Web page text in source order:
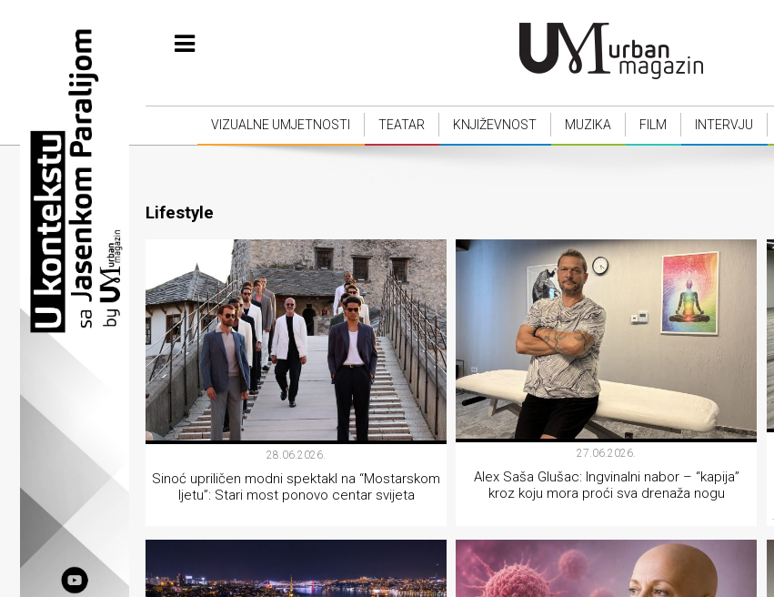
Vizualne
umjetnosti
Teatar
Književnost
Muzika
Film
Intervju
Kolumne
Lifestyle
Beauty
Zdravlje
VIZUALNE UMJETNOSTI TEATAR KNJIŽEVNOST MUZIKA FILM INTERVJU
Lifestyle
28.06.2026.
Sinoć upriličen modni spektakl na “Mostarskom
ljetu”: Stari most ponovo centar svijeta
27.06.2026.
Alex Saša Glušac: Ingvinalni nabor – “kapija”
kroz koju mora proći sva drenaža nogu
LIFESTYLE